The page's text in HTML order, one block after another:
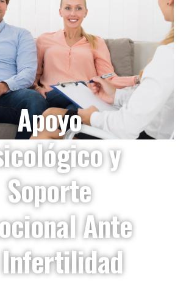
Apoyo
y
Soporte
Ante